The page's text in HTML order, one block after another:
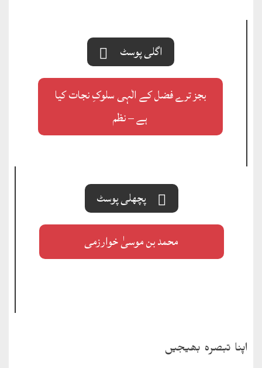
اگلی پوسٹ
بجز ترے فضل کے الٰہی سلوکِ نجات کیا
ہے – نظم
پچھلی پوسٹ
محمد بن موسیٰ خوارزمی
اپنا تبصرہ بھیجیں